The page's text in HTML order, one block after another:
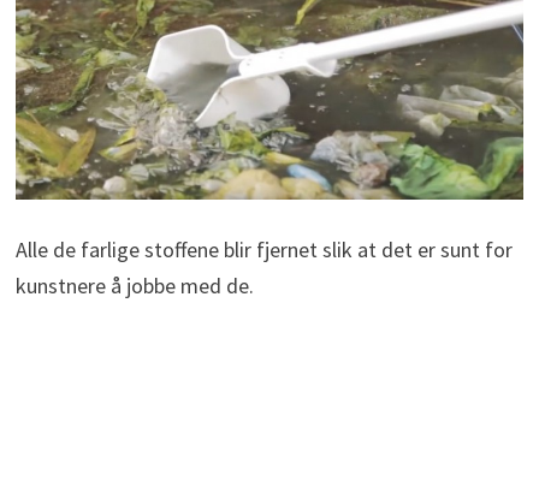
Alle de farlige stoffene blir fjernet slik at det er sunt for
kunstnere å jobbe med de.